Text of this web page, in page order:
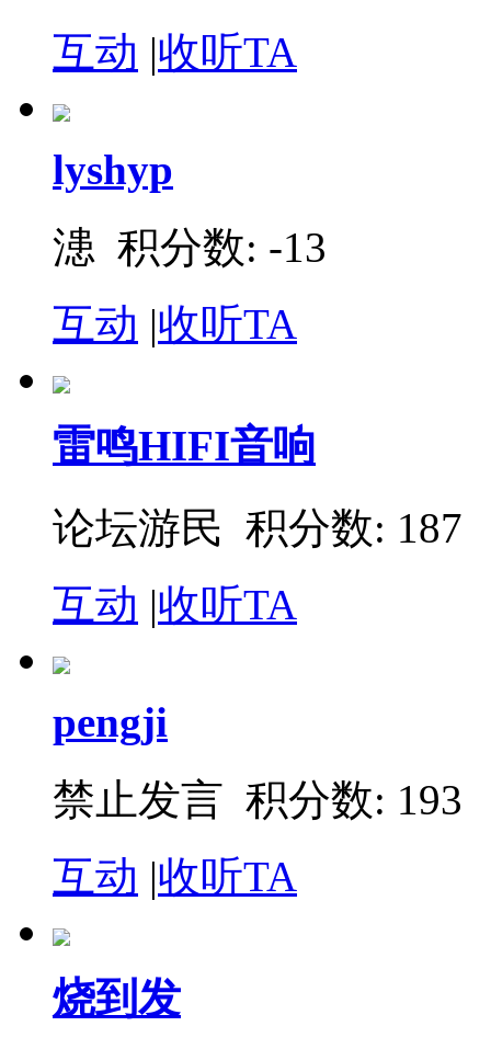
互动 |收听TA
lyshyp
漶 积分数: -13
互动 |收听TA
雷鸣HIFI音响
论坛游民 积分数: 187
互动 |收听TA
pengji
禁止发言 积分数: 193
互动 |收听TA
烧到发